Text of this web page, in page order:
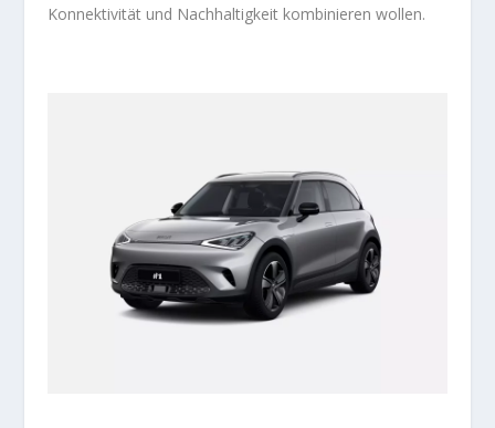
Konnektivität und Nachhaltigkeit kombinieren wollen.